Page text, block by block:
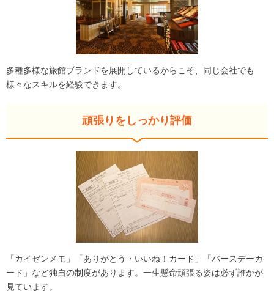
多種多様な旅館ブランドを展開しているからこそ、同じ会社でも
様々なスキルを経験できます。
頑張りをしっかり評価
「カイゼンメモ」「ありがとう・いいね！カード」「バースデーカ
ード」など独自の制度があります。一生懸命頑張る姿は必ず誰かが
見ています。